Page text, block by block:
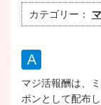
カテゴリー：
マジ活報酬は、
ポンとして配布し